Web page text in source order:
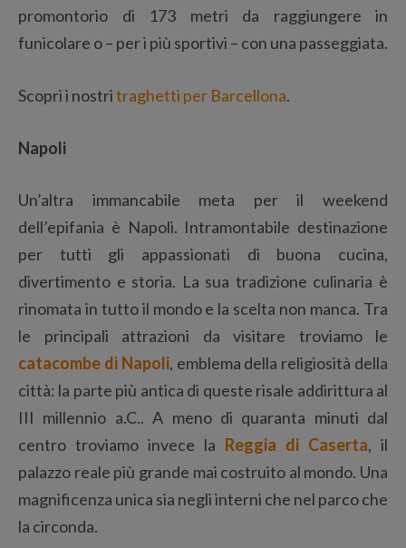
promontorio di 173 metri da raggiungere in
funicolare o – per i più sportivi – con una passeggiata.
Scopri i nostritraghetti per Barcellona.
Napoli
Un’altra immancabile meta per il weekend
dell’epifania è Napoli. Intramontabile destinazione
per tutti gli appassionati di buona cucina,
divertimento e storia. La sua tradizione culinaria è
rinomata in tutto il mondo e la scelta non manca. Tra
le principali attrazioni da visitare troviamo le
catacombe di Napoli, emblema della religiosità della
città: la parte più antica di queste risale addirittura al
III millennio a.C.. A meno di quaranta minuti dal
centro troviamo invece la Reggia di Caserta, il
palazzo reale più grande mai costruito al mondo. Una
magnificenza unica sia negli interni che nel parco che
la circonda.